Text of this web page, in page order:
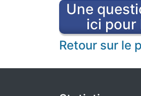
Une
ici pour
Retour sur le